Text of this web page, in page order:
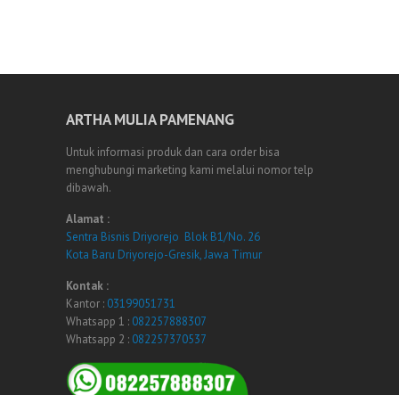
ARTHA MULIA PAMENANG
Untuk informasi produk dan cara order bisa
menghubungi marketing kami melalui nomor telp
dibawah.
Alamat :
Sentra Bisnis Driyorejo Blok B1/No. 26
Kota Baru Driyorejo-Gresik, Jawa Timur
Kontak :
Kantor : 03199051731
Whatsapp 1 : 082257888307
Whatsapp 2 : 082257370537